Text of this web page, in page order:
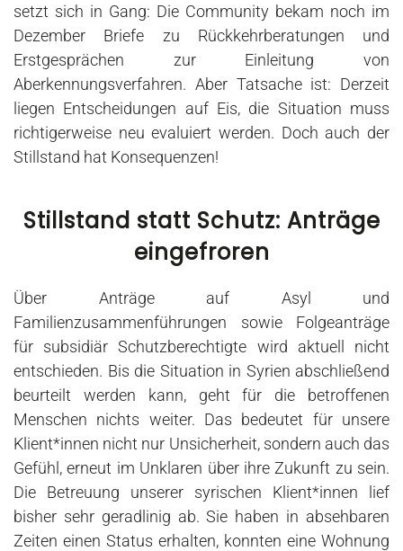
setzt sich in Gang: Die Community bekam noch im
Dezember Briefe zu Rückkehrberatungen und
Erstgesprächen zur Einleitung von
Aberkennungsverfahren. Aber Tatsache ist: Derzeit
liegen Entscheidungen auf Eis, die Situation muss
richtigerweise neu evaluiert werden. Doch auch der
Stillstand hat Konsequenzen!
Stillstand statt Schutz: Anträge
eingefroren
Über Anträge auf Asyl und
Familienzusammenführungen sowie Folgeanträge
für subsidiär Schutzberechtigte wird aktuell nicht
entschieden. Bis die Situation in Syrien abschließend
beurteilt werden kann, geht für die betroffenen
Menschen nichts weiter. Das bedeutet für unsere
Klient*innen nicht nur Unsicherheit, sondern auch das
Gefühl, erneut im Unklaren über ihre Zukunft zu sein.
Die Betreuung unserer syrischen Klient*innen lief
bisher sehr geradlinig ab. Sie haben in absehbaren
Zeiten einen Status erhalten, konnten eine Wohnung